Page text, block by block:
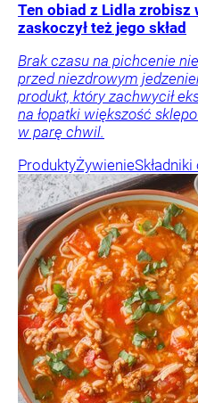
Ten obiad z Lidla zrobisz
zaskoczył też jego skład
Brak czasu na pichcenie
przed niezdrowym
produkt, który zachwycił
na łopatki większość
w parę chwil.
ProduktyŻywienie